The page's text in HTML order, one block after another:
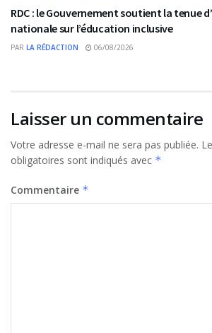
RDC : le Gouvernement soutient la tenue
nationale sur l’éducation inclusive
PAR LA RÉDACTION 06/08/2026
Laisser un commentaire
Votre adresse e-mail ne sera pas publiée.
obligatoires sont indiqués avec *
Commentaire *